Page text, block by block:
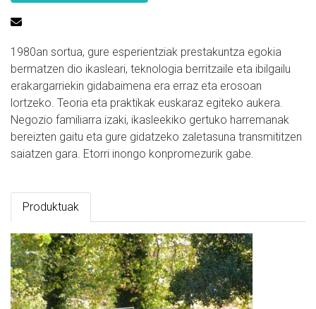
1980an sortua, gure esperientziak prestakuntza egokia
bermatzen dio ikasleari, teknologia berritzaile eta ibilgailu
erakargarriekin gidabaimena era erraz eta erosoan
lortzeko. Teoria eta praktikak euskaraz egiteko aukera.
Negozio familiarra izaki, ikasleekiko gertuko harremanak
bereizten gaitu eta gure gidatzeko zaletasuna transmititzen
saiatzen gara. Etorri inongo konpromezurik gabe.
Produktuak